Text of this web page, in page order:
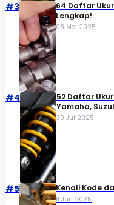
#3
64 Daftar
Lengkap!
08 Mei 2025
#4
52 Daftar
Yamaha,
30 Jul 2025
#5 Kenali Kode
11 Jun 2025